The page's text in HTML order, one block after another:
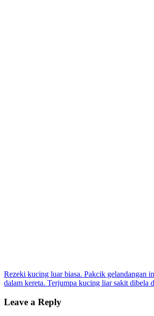
Post
navigation
Rezeki kucing luar biasa. Pakcik gelandangan
dalam kereta. Terjumpa kucing liar sakit dibela
Leave a Reply